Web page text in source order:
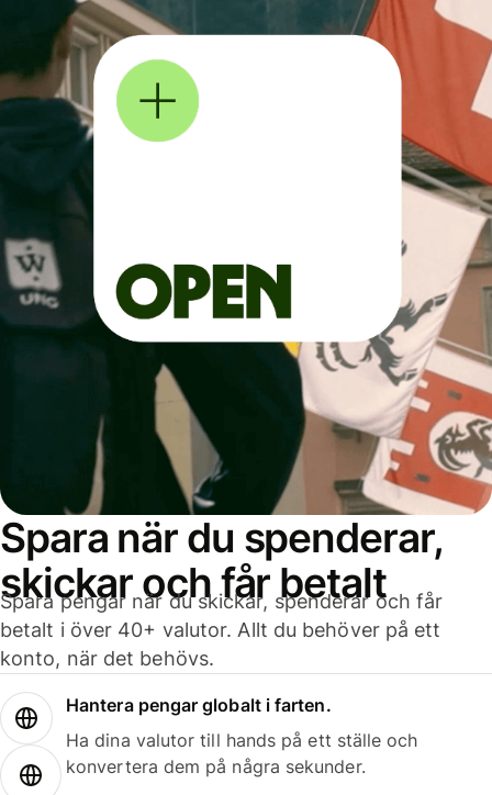
Spara när du spenderar,
skickar och får betalt
Spara pengar när du skickar, spenderar och får
betalt i över 40+ valutor. Allt du behöver på ett
konto, när det behövs.
Hantera pengar globalt i farten.
Ha dina valutor till hands på ett ställe och
konvertera dem på några sekunder.